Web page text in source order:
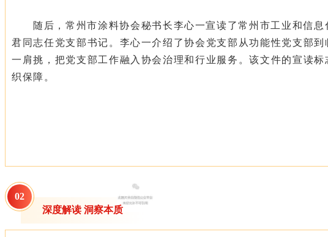
随后，常州市涂料协会秘书长李心一宣读了常州市工业和信
君同志任党支部书记。李心一介绍了协会党支部从功能性党支部
一肩挑，把党支部工作融入协会治理和行业服务。该文件的宣读
织保障。
02
深度解读 洞察本质